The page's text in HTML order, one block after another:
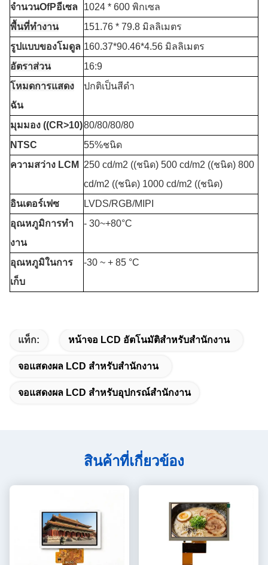
จํานวนOfPอีเซล
1024 * 600 พิกเซล
พื้นที่ทํางาน
151.76 * 79.8 มิลลิเมตร
รูปแบบของโมดูล 160.37*90.46*4.56 มิลลิเมตร
อัตราส่วน
16:9
โหมดการแสดง
ฉัน
ปกติเป็นสีดํา
มุมมอง ((CR>10)80/80/80/80
NTSC
55%ชนิด
ความสว่าง LCM
250 cd/m2 ((ชนิด) 500 cd/m2 ((ชนิด) 800
cd/m2 ((ชนิด) 1000 cd/m2 ((ชนิด)
อินเตอร์เฟซ
LVDS/RGB/MIPI
อุณหภูมิการทํา
งาน
- 30~+80°C
อุณหภูมิในการ
เก็บ
-30 ~ + 85 °C
แท็ก: หน้าจอ LCD อัตโนมัติสำหรับสำนักงาน
จอแสดงผล LCD สำหรับสำนักงาน
จอแสดงผล LCD สำหรับอุปกรณ์สำนักงาน
สินค้าที่เกี่ยวข้อง